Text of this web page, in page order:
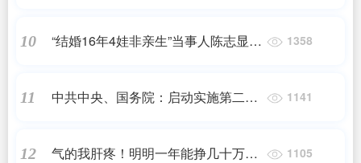
10
“结婚16年4娃非亲生”当事人陈志显已
1358
11
中共中央、国务院：启动实施第二轮
1141
12
气的我肝疼！明明一年能挣几十万，
1105